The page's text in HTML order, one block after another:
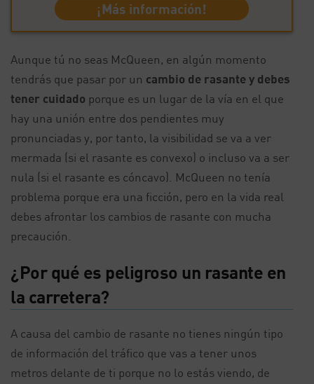
¡Más información!
Aunque tú no seas McQueen, en algún momento
tendrás que pasar por un cambio de rasante y debes
tener cuidado porque es un lugar de la vía en el que
hay una unión entre dos pendientes muy
pronunciadas y, por tanto, la visibilidad se va a ver
mermada (si el rasante es convexo) o incluso va a ser
nula (si el rasante es cóncavo). McQueen no tenía
problema porque era una ficción, pero en la vida real
debes afrontar los cambios de rasante con mucha
precaución.
¿Por qué es peligroso un rasante en
la carretera?
A causa del cambio de rasante no tienes ningún tipo
de información del tráfico que vas a tener unos
metros delante de ti porque no lo estás viendo, de